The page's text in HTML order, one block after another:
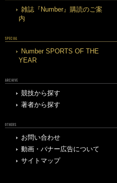
雑誌『Number』購読のご案
内
SPECIAL
Number SPORTS OF THE
YEAR
ARCHIVE
競技から探す
著者から探す
OTHERS
お問い合わせ
動画・バナー広告について
サイトマップ